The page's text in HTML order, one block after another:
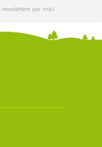
newsletters par mail